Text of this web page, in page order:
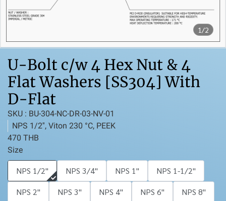
1/2
U-Bolt c/w 4 Hex Nut & 4
Flat Washers [SS304] With
D-Flat
SKU : BU-304-NC-DR-03-NV-01
NPS 1/2'', Viton 230 °C, PEEK
470 THB
Size
NPS 1/2'' NPS 3/4'' NPS 1''
NPS 1-1/2''
NPS 2''
NPS 3'' NPS 4'' NPS 6''
NPS 8''